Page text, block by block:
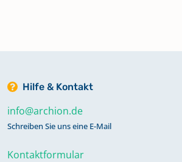
Hilfe & Kontakt
info@archion.de
Schreiben Sie uns eine E-Mail
Kontaktformular